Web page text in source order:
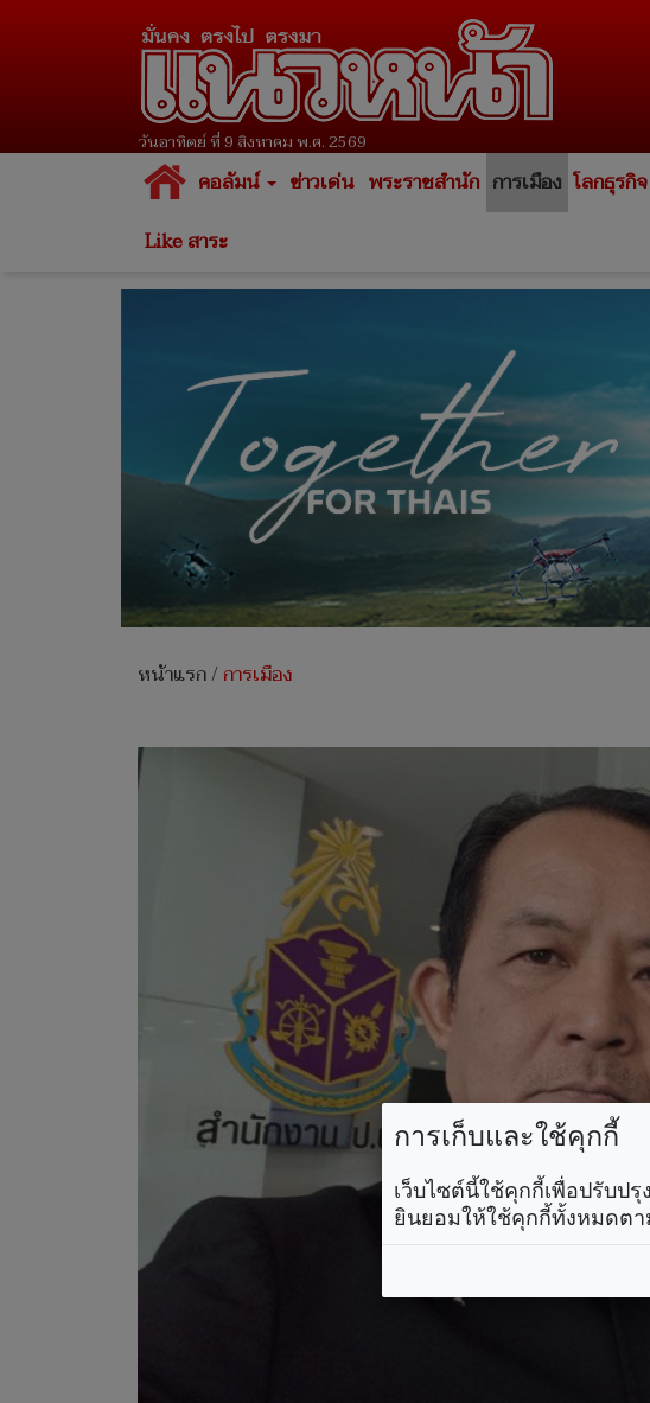
วันอาทิตย์ ที่ 9 สิงหาคม พ.ศ. 2569
คอลัมน์ ข่าวเด่น พระราชสำนัก การเมือง โลกธุรกิจ
Like สาระ
หน้าแรก/การเมือง
การเก็บและใช้คุกกี้
เว็บไซต์นี้ใช้คุกกี้เพื่อปรับป
ยินยอมให้ใช้คุกกี้ทั้งหมดตา